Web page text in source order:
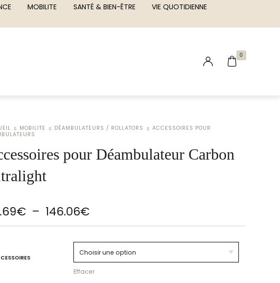
MOBILITE SANTÉ & BIEN-ÊTRE
VIE QUOTIDIENNE
0
MOBILITE DÉAMBULATEURS / ROLLATORS
ACCESSOIRES POUR
pour Déambulateur Carbon
€ – 146.06€Plage de prix : 48.69€ à 146.06€
Effacer